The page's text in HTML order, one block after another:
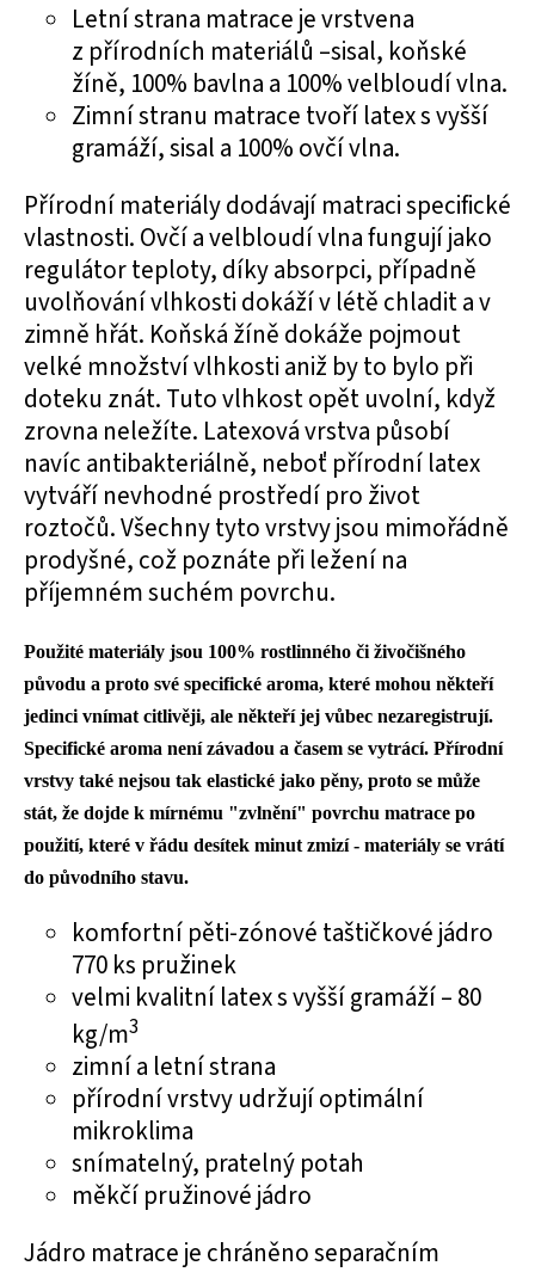
Letní strana matrace je vrstvena
z přírodních materiálů –sisal, koňské
žíně, 100% bavlna a 100% velbloudí vlna.
Zimní stranu matrace tvoří latex s vyšší
gramáží, sisal a 100% ovčí vlna.
Přírodní materiály dodávají matraci specifické
vlastnosti. Ovčí a velbloudí vlna fungují jako
regulátor teploty, díky absorpci, případně
uvolňování vlhkosti dokáží v létě chladit a v
zimně hřát. Koňská žíně dokáže pojmout
velké množství vlhkosti aniž by to bylo při
doteku znát. Tuto vlhkost opět uvolní, když
zrovna neležíte. Latexová vrstva působí
navíc antibakteriálně, neboť přírodní latex
vytváří nevhodné prostředí pro život
roztočů. Všechny tyto vrstvy jsou mimořádně
prodyšné, což poznáte při ležení na
příjemném suchém povrchu.
Použité materiály jsou 100% rostlinného či živočišného
původu a proto své specifické aroma, které mohou někteří
jedinci vnímat citlivěji, ale někteří jej vůbec nezaregistrují.
Specifické aroma není závadou a časem se vytrácí. Přírodní
vrstvy také nejsou tak elastické jako pěny, proto se může
stát, že dojde k mírnému "zvlnění" povrchu matrace po
použití, které v řádu desítek minut zmizí - materiály se vrátí
do původního stavu.
komfortní pěti-zónové taštičkové jádro
770 ks pružinek
velmi kvalitní latex s vyšší gramáží – 80
kg/m3
zimní a letní strana
přírodní vrstvy udržují optimální
mikroklima
snímatelný, pratelný potah
měkčí pružinové jádro
Jádro matrace je chráněno separačním